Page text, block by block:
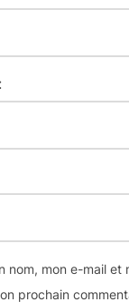
nom, mon e-mail et
prochain